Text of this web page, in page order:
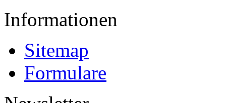
Informationen
Sitemap
Formulare